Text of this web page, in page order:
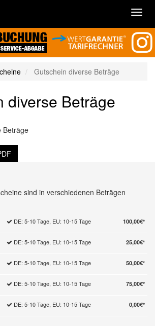
Gutschein diverse Beträge
diverse Beträge
sind in verschiedenen Beträgen
DE: 5-10 Tage, EU: 10-15 Tage 100,00€*
DE: 5-10 Tage, EU: 10-15 Tage 25,00€*
DE: 5-10 Tage, EU: 10-15 Tage 50,00€*
DE: 5-10 Tage, EU: 10-15 Tage 75,00€*
DE: 5-10 Tage, EU: 10-15 Tage 0,00€*